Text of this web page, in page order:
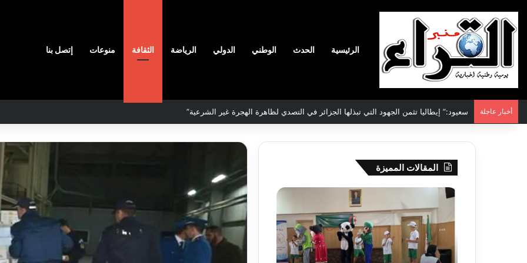
الرئيسية الحدث الوطني الدولي الرياضة الثقافة منوعات إتصل بنا
أخبار عاجلة الاتفاقية الأممية بشأن تغير المناخ :الجزائر تودع مساهمتها الوطنية المحددة لسنة 2026
المقالات المميزة
جيجل:
انطلاق
المخيم
لفائدة
يضم
المدافع